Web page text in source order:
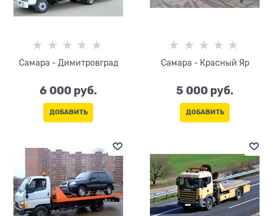
Самара - Димитровград
6 000 руб.
ДОБАВИТЬ
Самара - Красный Яр
5 000 руб.
ДОБАВИТЬ